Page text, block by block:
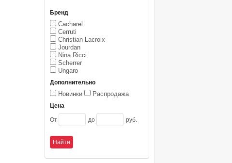
Бренд
Cacharel
Cerruti
Christian Lacroix
Jourdan
Nina Ricci
Scherrer
Ungaro
Дополнительно
Новинки Распродажа
Цена
От до руб.